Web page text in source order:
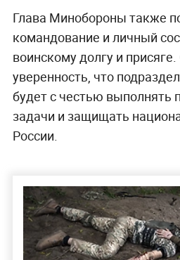
Глава Минобороны также
командование и личный
воинскому долгу и
уверенность, что
будет с честью выполнять
задачи и защищать
России.